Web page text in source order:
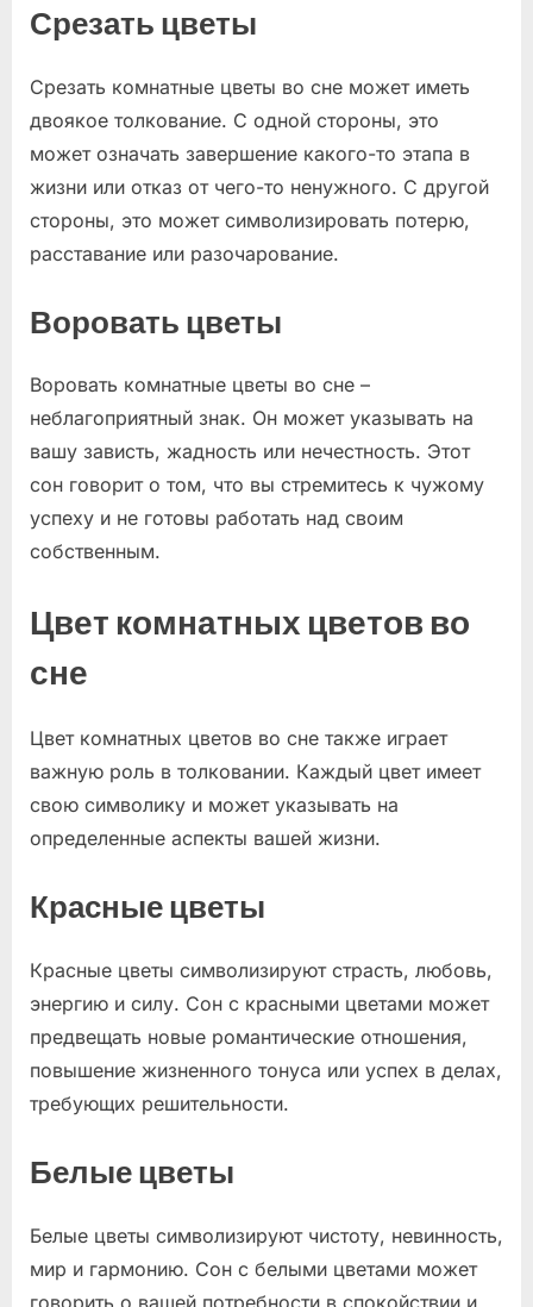
Срезать цветы
Срезать комнатные цветы во сне может иметь
двоякое толкование. С одной стороны, это
может означать завершение какого-то этапа в
жизни или отказ от чего-то ненужного. С другой
стороны, это может символизировать потерю,
расставание или разочарование.
Воровать цветы
Воровать комнатные цветы во сне –
неблагоприятный знак. Он может указывать на
вашу зависть, жадность или нечестность. Этот
сон говорит о том, что вы стремитесь к чужому
успеху и не готовы работать над своим
собственным.
Цвет комнатных цветов во
сне
Цвет комнатных цветов во сне также играет
важную роль в толковании. Каждый цвет имеет
свою символику и может указывать на
определенные аспекты вашей жизни.
Красные цветы
Красные цветы символизируют страсть, любовь,
энергию и силу. Сон с красными цветами может
предвещать новые романтические отношения,
повышение жизненного тонуса или успех в делах,
требующих решительности.
Белые цветы
Белые цветы символизируют чистоту, невинность,
мир и гармонию. Сон с белыми цветами может
говорить о вашей потребности в спокойствии и